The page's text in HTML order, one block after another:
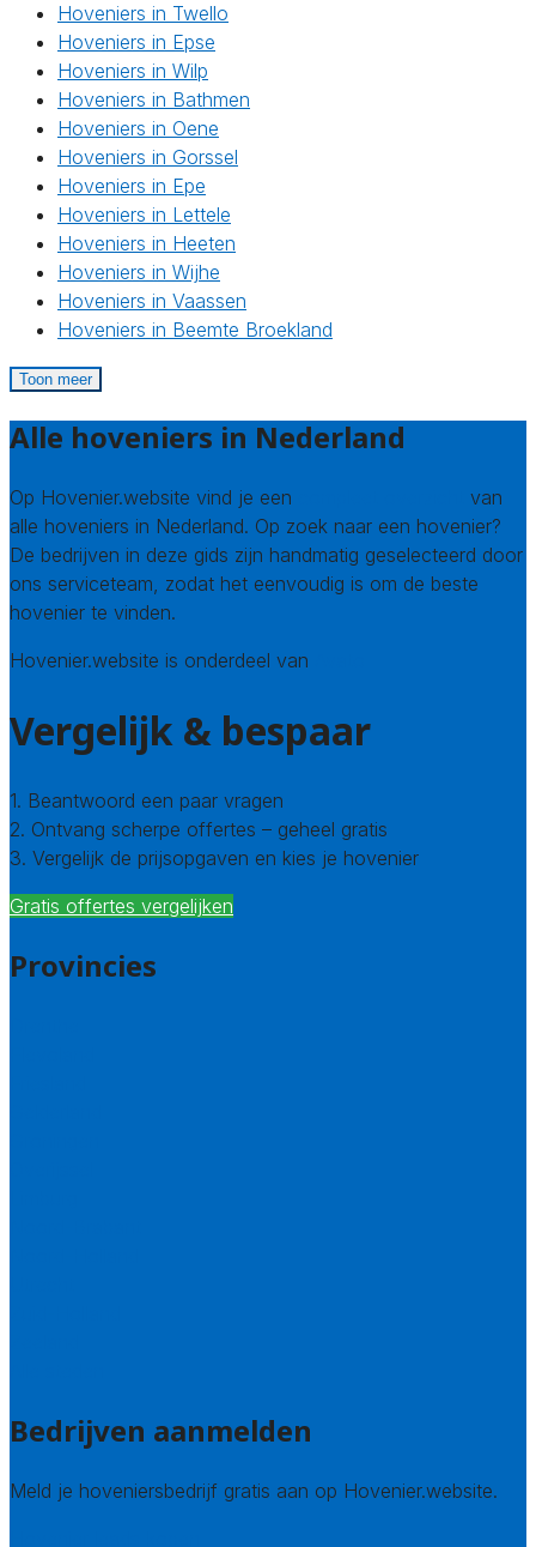
Hoveniers in Twello
Hoveniers in Epse
Hoveniers in Wilp
Hoveniers in Bathmen
Hoveniers in Oene
Hoveniers in Gorssel
Hoveniers in Epe
Hoveniers in Lettele
Hoveniers in Heeten
Hoveniers in Wijhe
Hoveniers in Vaassen
Hoveniers in Beemte Broekland
Toon meer
Alle hoveniers in Nederland
Op Hovenier.website vind je een
van
alle hoveniers in Nederland. Op zoek naar een hovenier?
De bedrijven in deze gids zijn handmatig geselecteerd door
ons serviceteam, zodat het eenvoudig is om de beste
hovenier te vinden.
Hovenier.website is onderdeel van
Vergelijk & bespaar
1. Beantwoord een paar vragen
2. Ontvang scherpe offertes – geheel gratis
3. Vergelijk de prijsopgaven en kies je hovenier
Gratis offertes vergelijken
Provincies
Bedrijven aanmelden
Meld je hoveniersbedrijf gratis aan op Hovenier.website.